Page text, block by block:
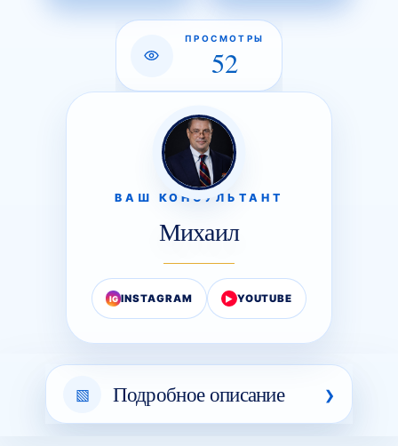
ПРОСМОТРЫ
52
ВАШ КОНСУЛЬТАНТ
Михаил
INSTAGRAM YOUTUBE
Подробное описание